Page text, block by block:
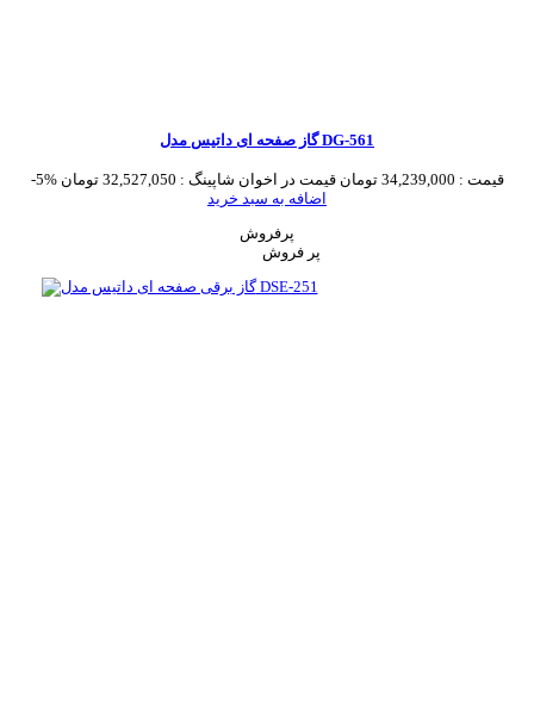
گاز صفحه ای داتیس مدل DG-561
-5% قیمت : 34,239,000 تومان قیمت در اخوان شاپینگ : 32,527,050 تومان
اضافه به سبد خرید
پرفروش